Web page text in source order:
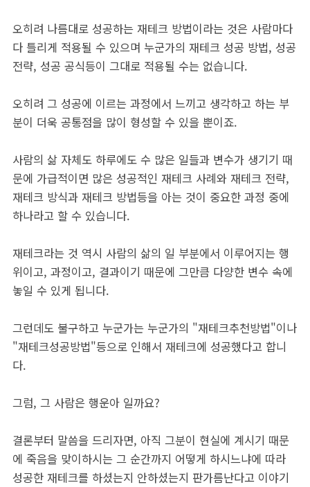
오히려 나름대로 성공하는 재테크 방법이라는 것은 사람마다
다 틀리게 적용될 수 있으며 누군가의 재테크 성공 방법, 성공
전략, 성공 공식등이 그대로 적용될 수는 없습니다.
오히려 그 성공에 이르는 과정에서 느끼고 생각하고 하는 부
분이 더욱 공통점을 많이 형성할 수 있을 뿐이죠.
사람의 삶 자체도 하루에도 수 많은 일들과 변수가 생기기 때
문에 가급적이면 많은 성공적인 재테크 사례와 재테크 전략,
재테크 방식과 재테크 방법등을 아는 것이 중요한 과정 중에
하나라고 할 수 있습니다.
재테크라는 것 역시 사람의 삶의 일 부분에서 이루어지는 행
위이고, 과정이고, 결과이기 때문에 그만큼 다양한 변수 속에
놓일 수 있게 됩니다.
그런데도 불구하고 누군가는 누군가의 "재테크추천방법"이나
"재테크성공방법"등으로 인해서 재테크에 성공했다고 합니
다.
그럼, 그 사람은 행운아 일까요?
결론부터 말씀을 드리자면, 아직 그분이 현실에 계시기 때문
에 죽음을 맞이하시는 그 순간까지 어떻게 하시느냐에 따라
성공한 재테크를 하셨는지 안하셨는지 판가름난다고 이야기